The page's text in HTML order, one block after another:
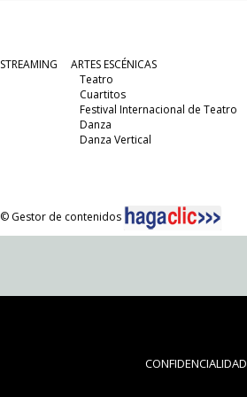
STREAMING
ARTES ESCÉNICAS
Teatro
Cuartitos
Festival Internacional de Teatro
Danza
Danza Vertical
© Gestor de contenidos
CONFIDENCIALIDAD